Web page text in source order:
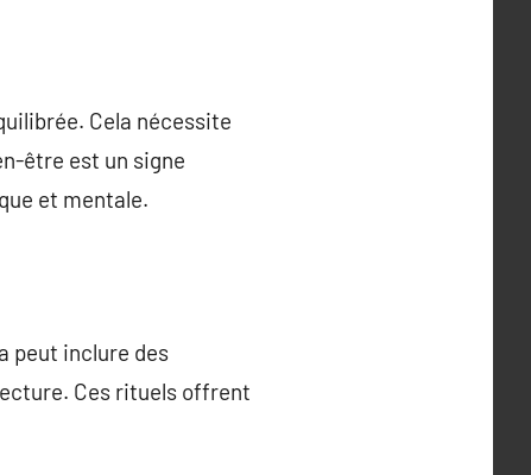
Cela nécessite
être est un signe
et mentale.
peut inclure des
Ces rituels offrent